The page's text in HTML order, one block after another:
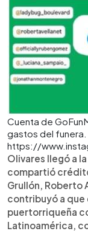
Cuenta de
gastos del
https://
Olivares llegó a
compartió
Grullón, Roberto
contribuyó a que
puertorriqueña
Latinoamérica,